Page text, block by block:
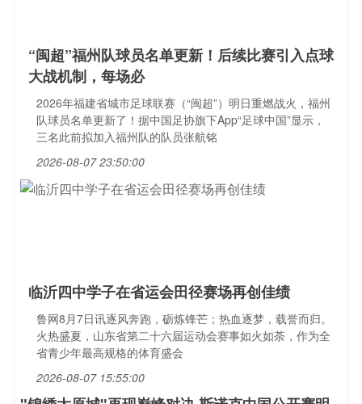
“闽超”福州队球员名单更新！后续比赛引入点球
大战机制，每场必
2026年福建省城市足球联赛（“闽超”）明日重燃战火，福州
队球员名单更新了！据中国足协旗下App“足球中国”显示，
三名此前拟加入福州队的队员张航铭
2026-08-07 23:50:00
临沂四中学子在省运会田径赛场再创佳绩
鲁网8月7日讯逐风奔跑，砺炼锋芒；热血逐梦，载誉而归。
火热盛夏，山东省第二十六届运动会赛事如火如荼，作为全
省青少年最高规格的体育盛会
2026-08-07 15:55:00